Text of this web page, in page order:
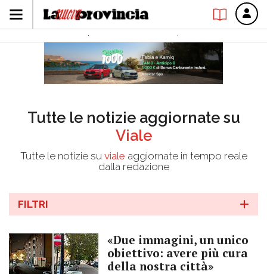
Tutte le notizie aggiornate su
Viale
Tutte le notizie su viale aggiornate in tempo reale
dalla redazione
FILTRI
«Due immagini, un unico
obiettivo: avere più cura
della nostra città»